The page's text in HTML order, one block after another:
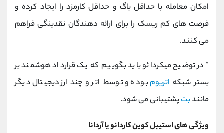
امکان معامله با حداقل باگ و حداقل کارمزد را ایجاد کرده و
فرصت های کم ریسک را برای ارائه دهندگان نقدینگی فراهم
می کنند.
*در توضیح میکردائو باید بگوییم که یک قرارداد هوشمند بر
بستر شبکه اتریومبوده و توسط اتر و چند ارز دیجیتال دیگر
مانندبتپشتیبانی می شود.
ویژگی های استیبل کوین کاردانو یا آردانا